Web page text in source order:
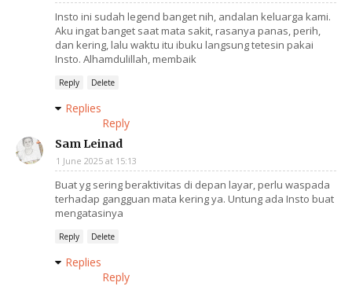
Insto ini sudah legend banget nih, andalan keluarga kami.
Aku ingat banget saat mata sakit, rasanya panas, perih,
dan kering, lalu waktu itu ibuku langsung tetesin pakai
Insto. Alhamdulillah, membaik
Reply Delete
Replies
Reply
Sam Leinad
1 June 2025 at 15:13
Buat yg sering beraktivitas di depan layar, perlu waspada
terhadap gangguan mata kering ya. Untung ada Insto buat
mengatasinya
Reply Delete
Replies
Reply